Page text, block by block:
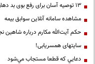
13 توصیه آسان برای رفع بوی بد دهان
مشاهده سامانه آنلاين سوابق بیمه
حكم آيت‌الله مكارم درباره شاهين
سایتهای همسریابی!
دعايي كه قطعا مستجاب مي‌شود